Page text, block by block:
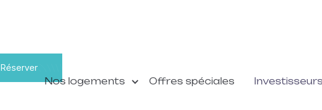
Réserver
Nos logements
Offres spéciales